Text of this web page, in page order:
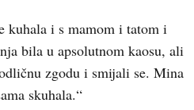
kuhala i s mamom i tatom i
bila u apsolutnom kaosu, ali
zgodu i smijali se. Mina
skuhala.“